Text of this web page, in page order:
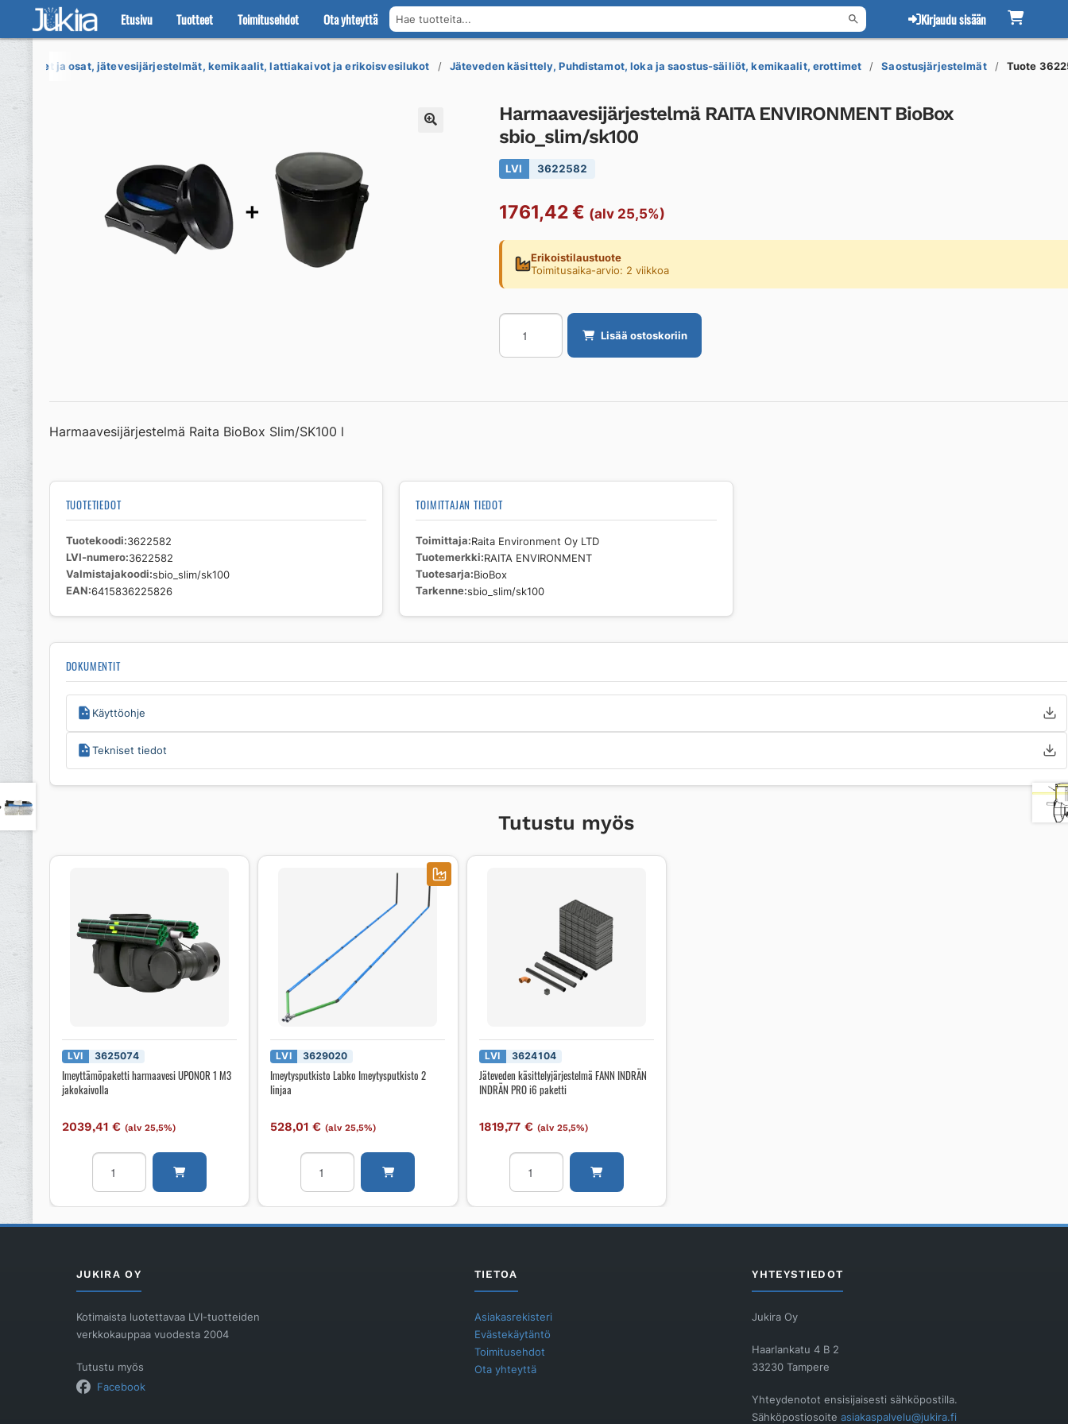
Etusivu Tuotteet Toimitusehdot Ota yhteyttä Hae tuotteita... Kirjaudu sisään
Siirry
navigointiin
Siirry
sisältöön
ja osat, jätevesijärjestelmät, kemikaalit, lattiakaivot ja erikoisvesilukot Jäteveden käsittely, Puhdistamot, loka ja saostus-säiliöt, kemikaalit, erottimet Saostusjärjestelmät Tuote
Harmaavesijärjestelmä RAITA ENVIRONMENT BioBox
sbio_slim/sk100
LVI 3622582
1761,42€ (alv 25,5%)
Erikoistilaustuote
Toimitusaika-arvio: 2 viikkoa
Harmaavesijärjestelmä
RAITA
ENVIRONMENT
sbio_slim/sk100
Lisää ostoskoriin
Harmaavesijärjestelmä Raita BioBox Slim/SK100 l
TUOTETIEDOT
Tuotekoodi 3622582
LVI-numero 3622582
Valmistajakoodi sbio_slim/sk100
EAN 6415836225826
TOIMITTAJAN TIEDOT
Toimittaja Raita Environment Oy LTD
Tuotemerkki RAITA ENVIRONMENT
Tuotesarja BioBox
Tarkenne sbio_slim/sk100
DOKUMENTIT
Käyttöohje
Tekniset tiedot
Tutustu myös
LVI 3625074
Imeyttämöpaketti harmaavesi UPONOR 1 M3
jakokaivolla
2039,41€ (alv 25,5%)
Imeyttämöpaketti
harmaavesi
UPONOR
M3
LVI 3629020
Imeytysputkisto Labko Imeytysputkisto 2
linjaa
528,01€ (alv 25,5%)
Imeytysputkisto
Labko
Imeytysputkisto
linjaa
LVI 3624104
Jäteveden käsittelyjärjestelmä FANN INDRÄN
INDRÄN PRO i6 paketti
1819,77 € (alv 25,5%)
Jäteveden
käsittelyjärjestelmä
FANN
INDRÄN
JUKIRA OY
Kotimaista luotettavaa LVI-tuotteiden
verkkokauppaa vuodesta 2004
Tutustu myös
Facebook
TIETOA
Asiakasrekisteri
Evästekäytäntö
Toimitusehdot
Ota yhteyttä
YHTEYSTIEDOT
Jukira Oy
Haarlankatu 4 B 2
33230 Tampere
Yhteydenotot ensisijaisesti sähköpostilla.
Sähköpostiosoiteasiakaspalvelu@jukira.fi